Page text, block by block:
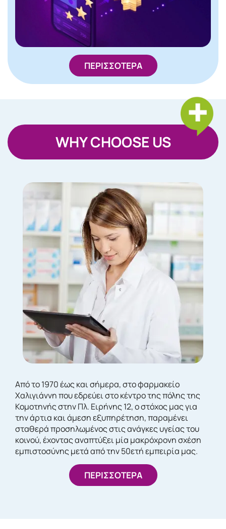
ΠΕΡΙΣΣΟΤΕΡΑ
WHY CHOOSE US
Από το 1970 έως και σήμερα, στο φαρμακείο
Χαλιγιάννη που εδρεύει στο κέντρο της πόλης της
Κομοτηνής στην Πλ. Ειρήνης 12, ο στόχος μας για
την άρτια και άμεση εξυπηρέτηση, παραμένει
σταθερά προσηλωμένος στις ανάγκες υγείας του
κοινού, έχοντας αναπτύξει μία μακρόχρονη σχέση
εμπιστοσύνης μετά από την 50ετή εμπειρία μας.
ΠΕΡΙΣΣΟΤΕΡΑ